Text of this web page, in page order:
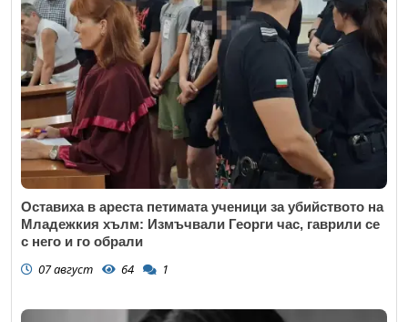
Оставиха в ареста петимата ученици за убийството на
Младежкия хълм: Измъчвали Георги час, гаврили се
с него и го обрали
07 август 64 1